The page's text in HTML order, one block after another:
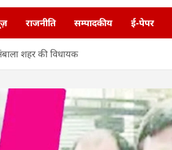
राजनीति सम्पादकीय ई-पेपर
शहर की विधायक